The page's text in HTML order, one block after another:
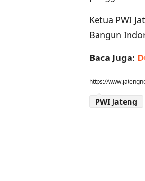
Ketua PWI
Bangun
Baca Juga:
https://
PWI Jateng